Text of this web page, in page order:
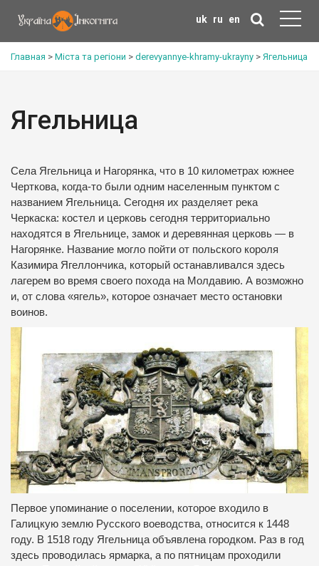
uk ru en
Главная > Міста та регіони > derevyannye-khramy-ukrayny > Ягельница
Ягельница
Села Ягельница и Нагорянка, что в 10 километрах южнее
Черткова, когда-то были одним населенным пунктом с
названием Ягельница. Сегодня их разделяет река
Черкаска: костел и церковь сегодня территориально
находятся в Ягельнице, замок и деревянная церковь — в
Нагорянке. Название могло пойти от польского короля
Казимира Ягеллончика, который останавливался здесь
лагерем во время своего похода на Молдавию. А возможно
и, от слова «ягель», которое означает место остановки
воинов.
Первое упоминание о поселении, которое входило в
Галицкую землю Русского воеводства, относится к 1448
году. В 1518 году Ягельница объявлена городком. Раз в год
здесь проводилась ярмарка, а по пятницам проходили